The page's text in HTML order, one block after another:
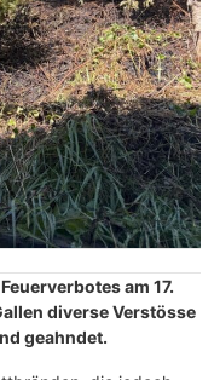
am 17.
diverse Verstösse
geahndet.